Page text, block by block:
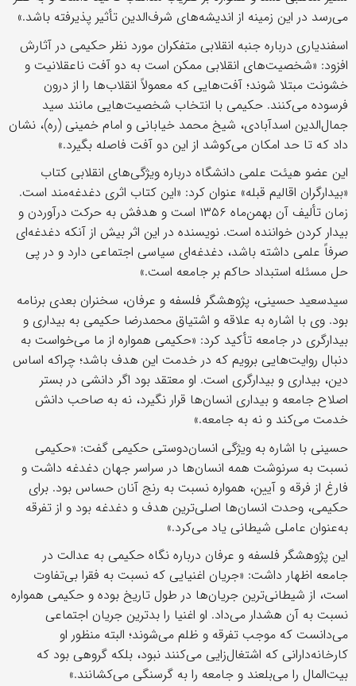
می‌رسد در این زمینه از اندیشه‌های شرف‌الدین تأثیر پذیرفته باشد.»
اسفندیاری درباره جنبه انقلابی متفکران مورد نظر حکیمی در آثارش
افزود: «شخصیت‌های انقلابی ممکن است به دو آفت ناعقلانیت و
خشونت مبتلا شوند؛ آفت‌هایی که معمولاً انقلاب‌ها را از درون
فرسوده می‌کنند. حکیمی با انتخاب شخصیت‌هایی مانند سید
جمال‌الدین اسدآبادی، شیخ محمد خیابانی و امام خمینی (ره)، نشان
داد که تا حد امکان می‌کوشد از این دو آفت فاصله بگیرد.»
این عضو هیئت علمی دانشگاه درباره ویژگی‌های انقلابی کتاب
«بیدارگران اقالیم قبله» عنوان کرد: «این کتاب اثری دغدغه‌مند است.
زمان تألیف آن بهمن‌ماه ۱۳۵۶ است و هدفش به حرکت درآوردن و
بیدار کردن خواننده است. نویسنده در این اثر بیش از آنکه دغدغه‌ای
صرفاً علمی داشته باشد، دغدغه‌ای سیاسی اجتماعی دارد و در پی
حل مسئله استبداد حاکم بر جامعه است.»
سیدسعید حسینی، پژوهشگر فلسفه و عرفان، سخنران بعدی برنامه
بود. وی با اشاره به علاقه و اشتیاق محمدرضا حکیمی به بیداری و
بیدارگری در جامعه تأکید کرد: «حکیمی همواره از ما می‌خواست به
دنبال روایت‌هایی برویم که در خدمت این هدف باشد؛ چراکه اساس
دین، بیداری و بیدارگری است. او معتقد بود اگر دانشی در بستر
اصلاح جامعه و بیداری انسان‌ها قرار نگیرد، نه به صاحب دانش
خدمت می‌کند و نه به جامعه.»
حسینی با اشاره به ویژگی انسان‌دوستی حکیمی گفت: «حکیمی
نسبت به سرنوشت همه انسان‌ها در سراسر جهان دغدغه داشت و
فارغ از فرقه و آیین، همواره نسبت به رنج آنان حساس بود. برای
حکیمی، وحدت انسان‌ها اصلی‌ترین هدف و دغدغه بود و از تفرقه
به‌عنوان عاملی شیطانی یاد می‌کرد.»
این پژوهشگر فلسفه و عرفان درباره نگاه حکیمی به عدالت در
جامعه اظهار داشت: «جریان اغنیایی که نسبت به فقرا بی‌تفاوت
است، از شیطانی‌ترین جریان‌ها در طول تاریخ بوده و حکیمی همواره
نسبت به آن هشدار می‌داد. او اغنیا را بدترین جریان اجتماعی
می‌دانست که موجب تفرقه و ظلم می‌شوند؛ البته منظور او
کارخانه‌دارانی که اشتغال‌زایی می‌کنند نبود، بلکه گروهی بود که
بیت‌المال را می‌بلعند و جامعه را به گرسنگی می‌کشانند.»